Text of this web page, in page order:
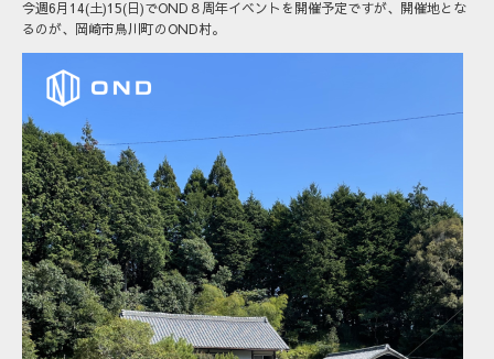
今週6月14(土)15(日)でOND８周年イベントを開催予定ですが、開催地とな
るのが、岡崎市鳥川町のOND村。